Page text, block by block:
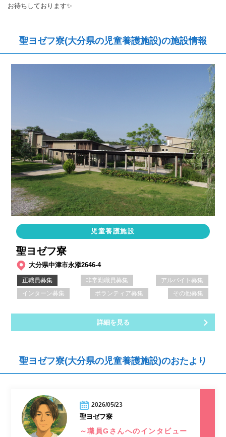
お待ちしております✨
聖ヨゼフ寮(大分県の児童養護施設)の施設情報
児童養護施設
聖ヨゼフ寮
大分県中津市永添2646-4
正職員募集 非常勤職員募集
アルバイト募集
インターン募集
ボランティア募集 その他募集
詳細を見る
聖ヨゼフ寮(大分県の児童養護施設)のおたより
2026/05/23
聖ヨゼフ寮
～職員Gさんへのインタビュー